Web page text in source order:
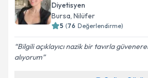
Diyetisyen
Bursa, Nilüfer
5 (76 Değerlendirme)
Bilgili açıklayıcı nazik bir tavırla
alıyorum